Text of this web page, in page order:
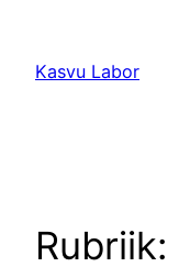
juurde
Kasvu Labor
Rubriik: